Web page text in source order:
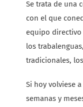
Se trata de una
con el que
equipo directivo
los
tradicionales,
Si hoy volviese
semanas y